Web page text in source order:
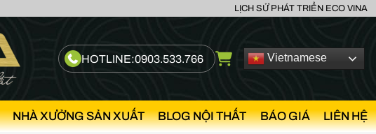
LỊCH SỬ PHÁT TRIỂN ECO VINA
HOTLINE:0903.533.766 Vietnamese
NHÀ XƯỞNG SẢN XUẤT BLOG NỘI THẤT BÁO GIÁ LIÊN HỆ